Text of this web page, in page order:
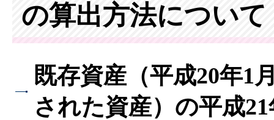
の算出方法について
既存資産（平成20年1
された資産）の平成